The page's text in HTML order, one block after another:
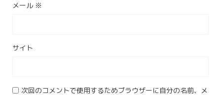
メール ※
サイト
次回のコメントで使用するためブラウザーに自分の名前、メ